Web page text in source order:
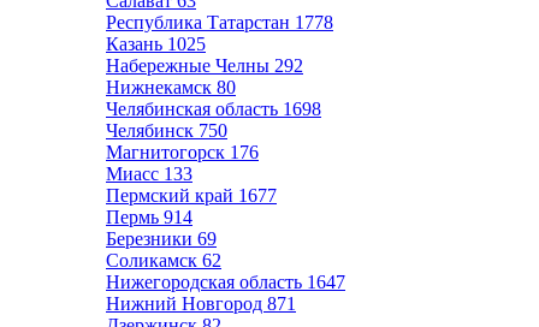
Республика Татарстан 1778
Казань 1025
Набережные Челны 292
Нижнекамск 80
Челябинская область 1698
Челябинск 750
Магнитогорск 176
Миасс 133
Пермский край 1677
Пермь 914
Березники 69
Соликамск 62
Нижегородская область 1647
Нижний Новгород 871